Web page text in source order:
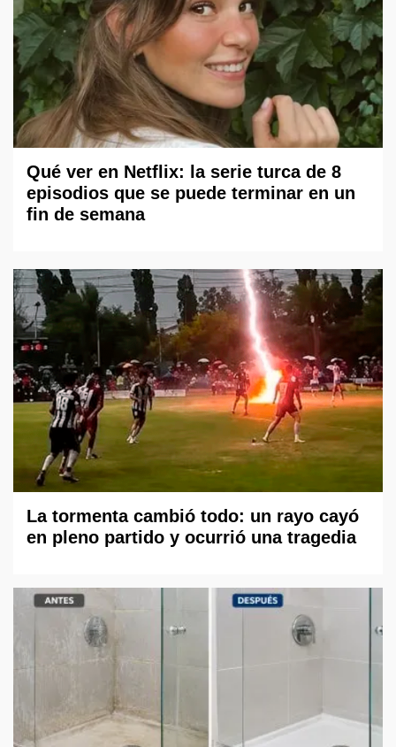
Qué ver en Netflix: la serie turca de 8
episodios que se puede terminar en un
fin de semana
La tormenta cambió todo: un rayo cayó
en pleno partido y ocurrió una tragedia